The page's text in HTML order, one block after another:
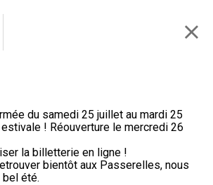
du samedi 25 juillet au mardi 25
! Réouverture le mercredi 26
la billetterie en ligne !
bientôt aux Passerelles, nous
été.